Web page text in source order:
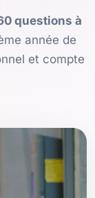
questions à
année de
et compte